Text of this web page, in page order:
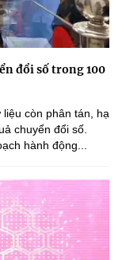
đổi số trong 100
còn phân tán, hạ
chuyển đổi số.
hành động...